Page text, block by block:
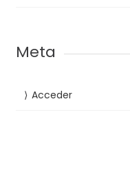
Meta
Acceder